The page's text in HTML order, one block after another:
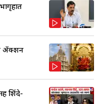
ॲक्शन
शिंदे-